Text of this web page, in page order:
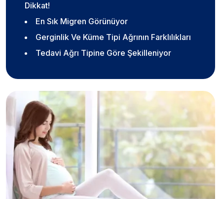
Dikkat!
En Sık Migren Görünüyor
Gerginlik Ve Küme Tipi Ağrının Farklılıkları
Tedavi Ağrı Tipine Göre Şekilleniyor